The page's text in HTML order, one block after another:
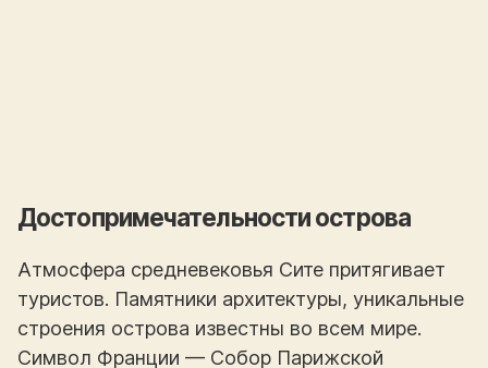
Достопримечательности острова
Атмосфера средневековья Сите притягивает
туристов. Памятники архитектуры, уникальные
строения острова известны во всем мире.
Символ Франции — Собор Парижской